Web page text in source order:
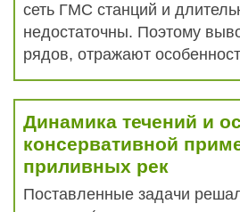
сеть ГМС станций и
недостаточны. Поэтому
рядов, отражают
Динамика течений и
консервативной
приливных рек
Поставленные задачи